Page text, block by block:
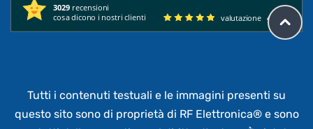
3029 recensioni
cosa dicono i nostri clienti
valutazione 4.95 / 5
Tutti i contenuti testuali e le immagini presenti su
questo sito sono di proprietà di RF Elettronica® e sono